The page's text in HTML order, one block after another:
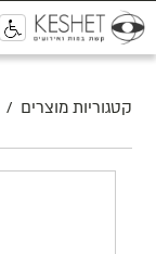
קטגוריות מוצרים /